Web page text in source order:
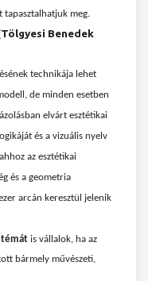
tapasztalhatjuk meg.
Benedek
technikája lehet
de minden esetben
elvárt esztétikai
és a vizuális nyelv
az esztétikai
és a geometria
arcán keresztül jelenik
témát is vállalok, ha az
bármely művészeti,